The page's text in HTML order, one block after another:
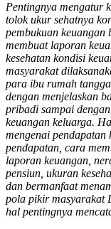
Pentingnya mengatur
tolok ukur sehatnya
pembukuan keuangan
membuat laporan
kesehatan kondisi
masyarakat
para ibu rumah
dengan menjelaskan
pribadi sampai
keuangan keluarga.
mengenai pendapatan
pendapatan, cara
laporan keuangan,
pensiun, ukuran
dan bermanfaat
pola pikir masyarakat
hal pentingnya